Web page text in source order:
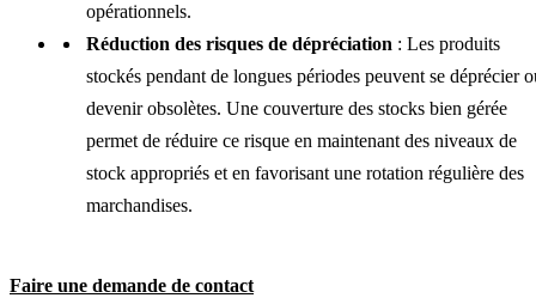
opérationnels.
Réduction des risques de dépréciation : Les produits
stockés pendant de longues périodes peuvent se déprécier
devenir obsolètes. Une couverture des stocks bien gérée
permet de réduire ce risque en maintenant des niveaux de
stock appropriés et en favorisant une rotation régulière des
marchandises.
Faire une demande de contact